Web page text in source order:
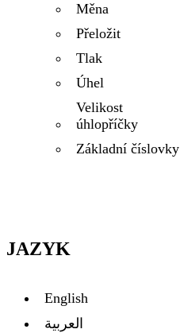
Měna
Přeložit
Tlak
Úhel
Velikost
úhlopříčky
Základní číslovky
JAZYK
English
العربية